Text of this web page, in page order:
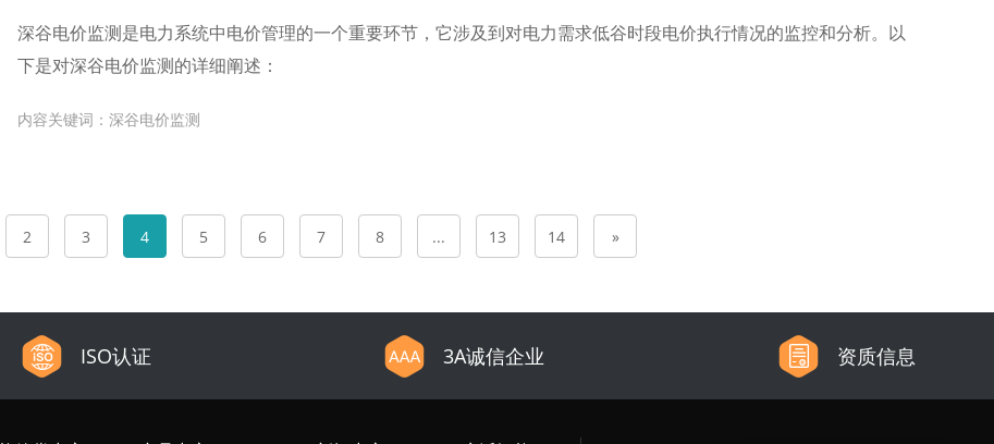
深谷电价监测是电力系统中电价管理的一个重要环节，它涉及到对电力需求低谷时段电价执行情况的监控和分析。以
下是对深谷电价监测的详细阐述：
内容关键词：深谷电价监测
2 3 4 5 6 7 8 ... 13 14 »
ISO认证 3A诚信企业 资质信息